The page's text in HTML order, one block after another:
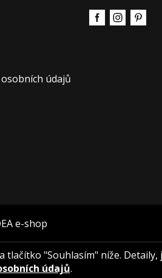
údajů
e-shop
"Souhlasím" níže.
údajů.